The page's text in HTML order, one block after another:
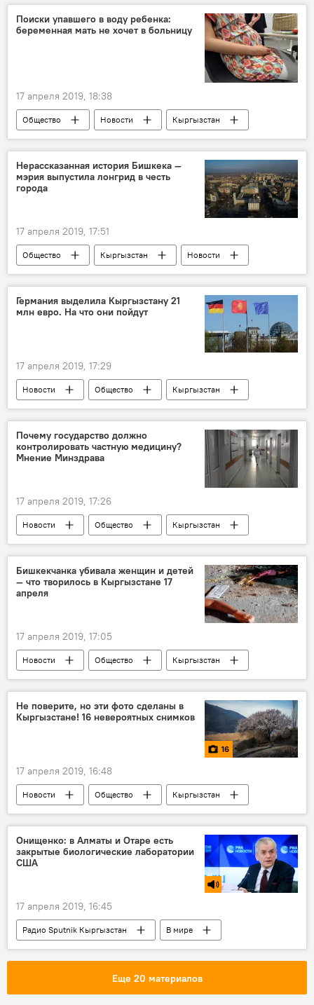
Поиски упавшего в воду ребенка:
беременная мать не хочет в больницу
17 апреля 2019, 18:38
Общество Новости
Кыргызстан
врач
женщины
больница
Нерассказанная история Бишкека —
мэрия выпустила лонгрид в честь
города
17 апреля 2019, 17:51
Общество Кыргызстан
Новости
Бишкек
Мэрия города Бишкек
Германия выделила Кыргызстану 21
млн евро. На что они пойдут
17 апреля 2019, 17:29
Новости Общество
Кыргызстан
В мире
экономика
Германия
грант
строительство
визит
Почему государство должно
контролировать частную медицину?
Мнение Минздрава
17 апреля 2019, 17:26
Новости Общество
Кыргызстан
Пресс-центр
медицина закон
Бишкекчанка убивала женщин и детей
— что творилось в Кыргызстане 17
апреля
17 апреля 2019, 17:05
Новости Общество
Кыргызстан
события
убийство
История одного дня из жизни Кыргызстана
Не поверите, но эти фото сделаны в
Кыргызстане! 16 невероятных снимков
16
17 апреля 2019, 16:48
Новости Общество
Кыргызстан
фото
Мультимедиа
Баткен
урюк
Онищенко: в Алматы и Отаре есть
закрытые биологические лаборатории
США
17 апреля 2019, 16:45
Радио Sputnik Кыргызстан
В мире
Азия
США
Казахстан
Еще 20 материалов